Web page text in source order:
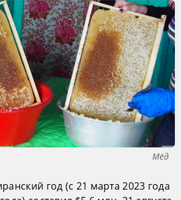
Мёд
год (с 21 марта 2023 года